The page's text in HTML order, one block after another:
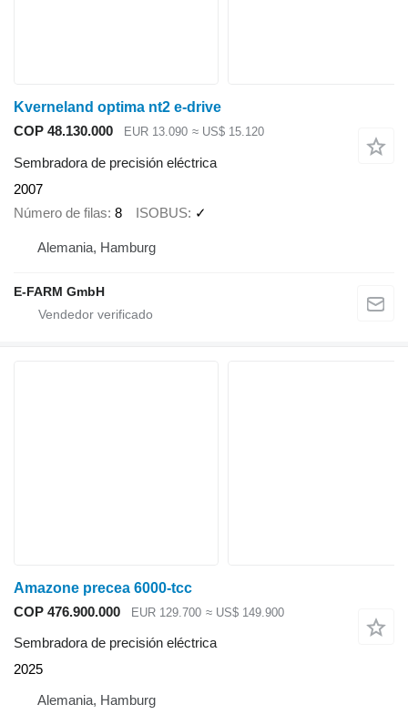
Kverneland optima nt2 e-drive
COP 48.130.000
EUR 13.090 ≈ US$ 15.120
Sembradora de precisión eléctrica
2007
Número de filas 8 ISOBUS ✓
Alemania, Hamburg
E-FARM GmbH
Amazone precea 6000-tcc
COP 476.900.000
EUR 129.700 ≈ US$ 149.900
Sembradora de precisión eléctrica
2025
Alemania, Hamburg